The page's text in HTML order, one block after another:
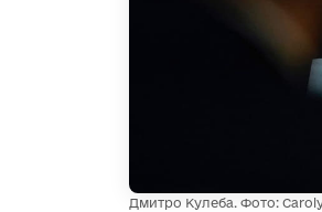
Дмитро Кулеба. Фото: